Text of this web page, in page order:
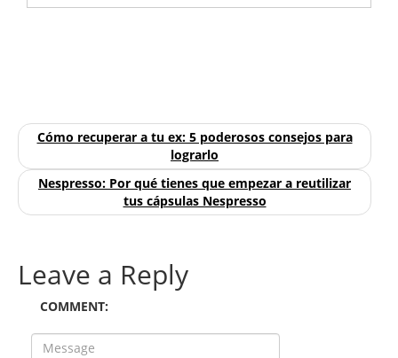
Cómo recuperar a tu ex: 5 poderosos consejos para
lograrlo
Nespresso: Por qué tienes que empezar a reutilizar
tus cápsulas Nespresso
Leave a Reply
COMMENT: